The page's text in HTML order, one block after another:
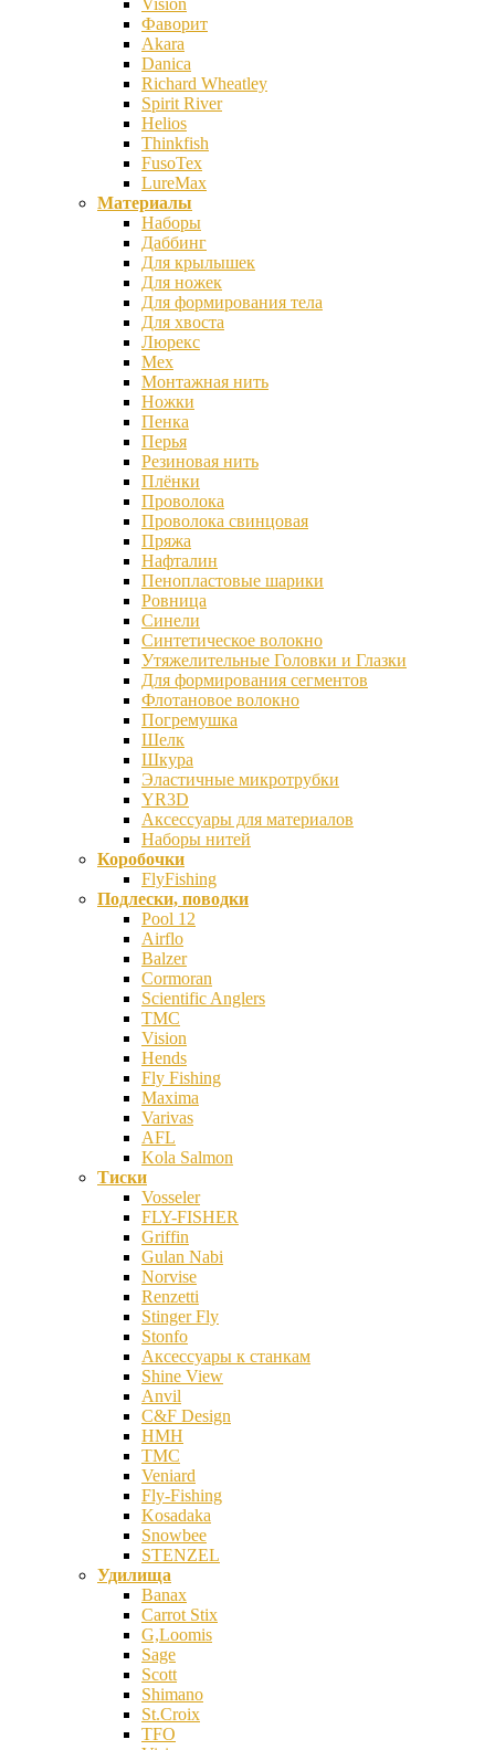
Vision
Фаворит
Akara
Danica
Richard Wheatley
Spirit River
Helios
Thinkfish
FusoTex
LureMax
Материалы
Наборы
Даббинг
Для крылышек
Для ножек
Для формирования тела
Для хвоста
Люрекс
Мех
Монтажная нить
Ножки
Пенка
Перья
Резиновая нить
Плёнки
Проволока
Проволока свинцовая
Пряжа
Нафталин
Пенопластовые шарики
Ровница
Синели
Синтетическое волокно
Утяжелительные Головки и Глазки
Для формирования сегментов
Флотановое волокно
Погремушка
Шелк
Шкура
Эластичные микротрубки
YR3D
Аксессуары для материалов
Наборы нитей
Коробочки
FlyFishing
Подлески, поводки
Pool 12
Airflo
Balzer
Cormoran
Scientific Anglers
TMC
Vision
Hends
Fly Fishing
Maxima
Varivas
AFL
Kola Salmon
Тиски
Vosseler
FLY-FISHER
Griffin
Gulan Nabi
Norvise
Renzetti
Stinger Fly
Stonfo
Аксессуары к станкам
Shine View
Anvil
C&F Design
HMH
TMC
Veniard
Fly-Fishing
Kosadaka
Snowbee
STENZEL
Удилища
Banax
Carrot Stix
G,Loomis
Sage
Scott
Shimano
St.Croix
TFO